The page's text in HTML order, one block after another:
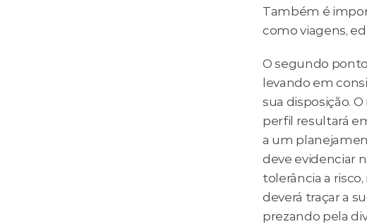
Também é
como viagens,
O segundo
levando em
sua disposição.
perfil resultará
a um
deve evidenciar
tolerância a
deverá traçar a
prezando pela